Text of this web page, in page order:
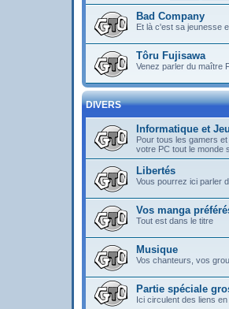
Bad Company
Et là c'est sa jeunesse
Tôru Fujisawa
Venez parler du maître
DIVERS
Informatique et
Pour tous les gamers
votre PC tout le monde
Libertés
Vous pourrez ici parler
Vos manga
Tout est dans le titre
Musique
Vos chanteurs, vos
Partie spéciale
Ici circulent des liens